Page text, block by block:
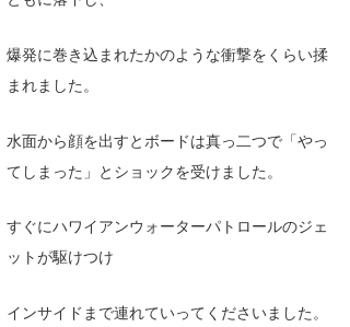
爆発に巻き込まれたかのような衝撃をくらい揉
まれました。
水面から顔を出すとボードは真っ二つで「やっ
てしまった」とショックを受けました。
すぐにハワイアンウォーターパトロールのジェ
ットが駆けつけ
インサイドまで連れていってくださいました。